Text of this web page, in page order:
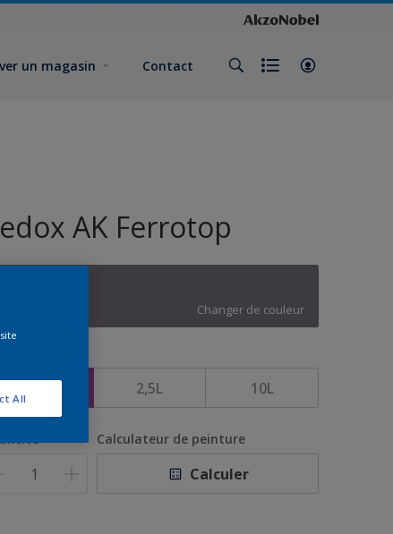
un magasin Contact
AK Ferrotop
Changer de couleur
2,5L 10L
Calculateur de peinture
Calculer
All